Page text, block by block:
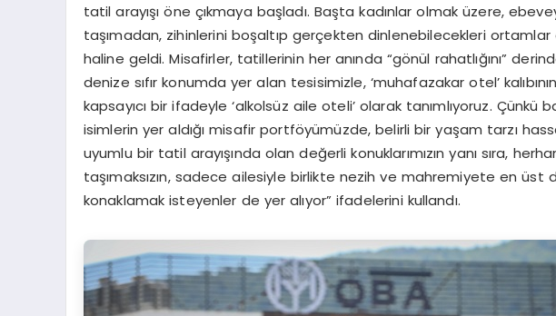
tatil arayışı öne çıkmaya başladı. Başta kadınlar olmak üzere,
taşımadan, zihinlerini boşaltıp gerçekten dinlenebilecekleri
haline geldi. Misafirler, tatillerinin her anında “gönül rahatlığını”
denize sıfır konumda yer alan tesisimizle, ‘muhafazakar otel’
kapsayıcı bir ifadeyle ‘alkolsüz aile oteli’ olarak tanımlıyoruz. Çünkü
isimlerin yer aldığı misafir portföyümüzde, belirli bir yaşam tarzı
uyumlu bir tatil arayışında olan değerli konuklarımızın yanı sıra,
taşımaksızın, sadece ailesiyle birlikte nezih ve mahremiyete en üst
konaklamak isteyenler de yer alıyor” ifadelerini kullandı.